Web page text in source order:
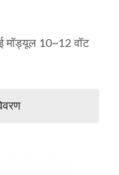
मॉड्यूल 10~12 वॉट